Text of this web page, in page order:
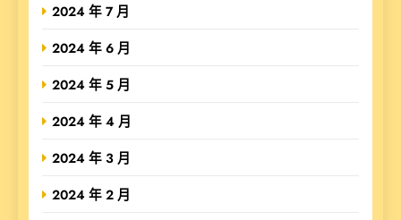
2024 年 7 月
2024 年 6 月
2024 年 5 月
2024 年 4 月
2024 年 3 月
2024 年 2 月